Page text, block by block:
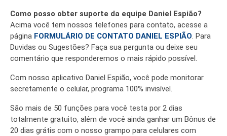
Como posso obter suporte da equipe Daniel Espião?
Acima você tem nossos telefones para contato, acesse a
página FORMULÁRIO DE CONTATO DANIEL ESPIÃO. Para
Duvidas ou Sugestões? Faça sua pergunta ou deixe seu
comentário que responderemos o mais rápido possível.
Com nosso aplicativo Daniel Espião, você pode monitorar
secretamente o celular, programa 100% invisível.
São mais de 50 funções para você testa por 2 dias
totalmente gratuito, além de você ainda ganhar um Bônus de
20 dias grátis com o nosso grampo para celulares com